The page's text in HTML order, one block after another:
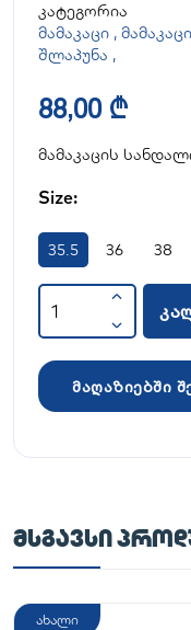
კატეგორია
მამაკაცი ,
შლაპუნა ,
88,00 ₾
მამაკაცის
Size:
35.5 36 38
მაღაზიებში
ᲛᲡᲒᲐᲕᲡᲘ
ახალი